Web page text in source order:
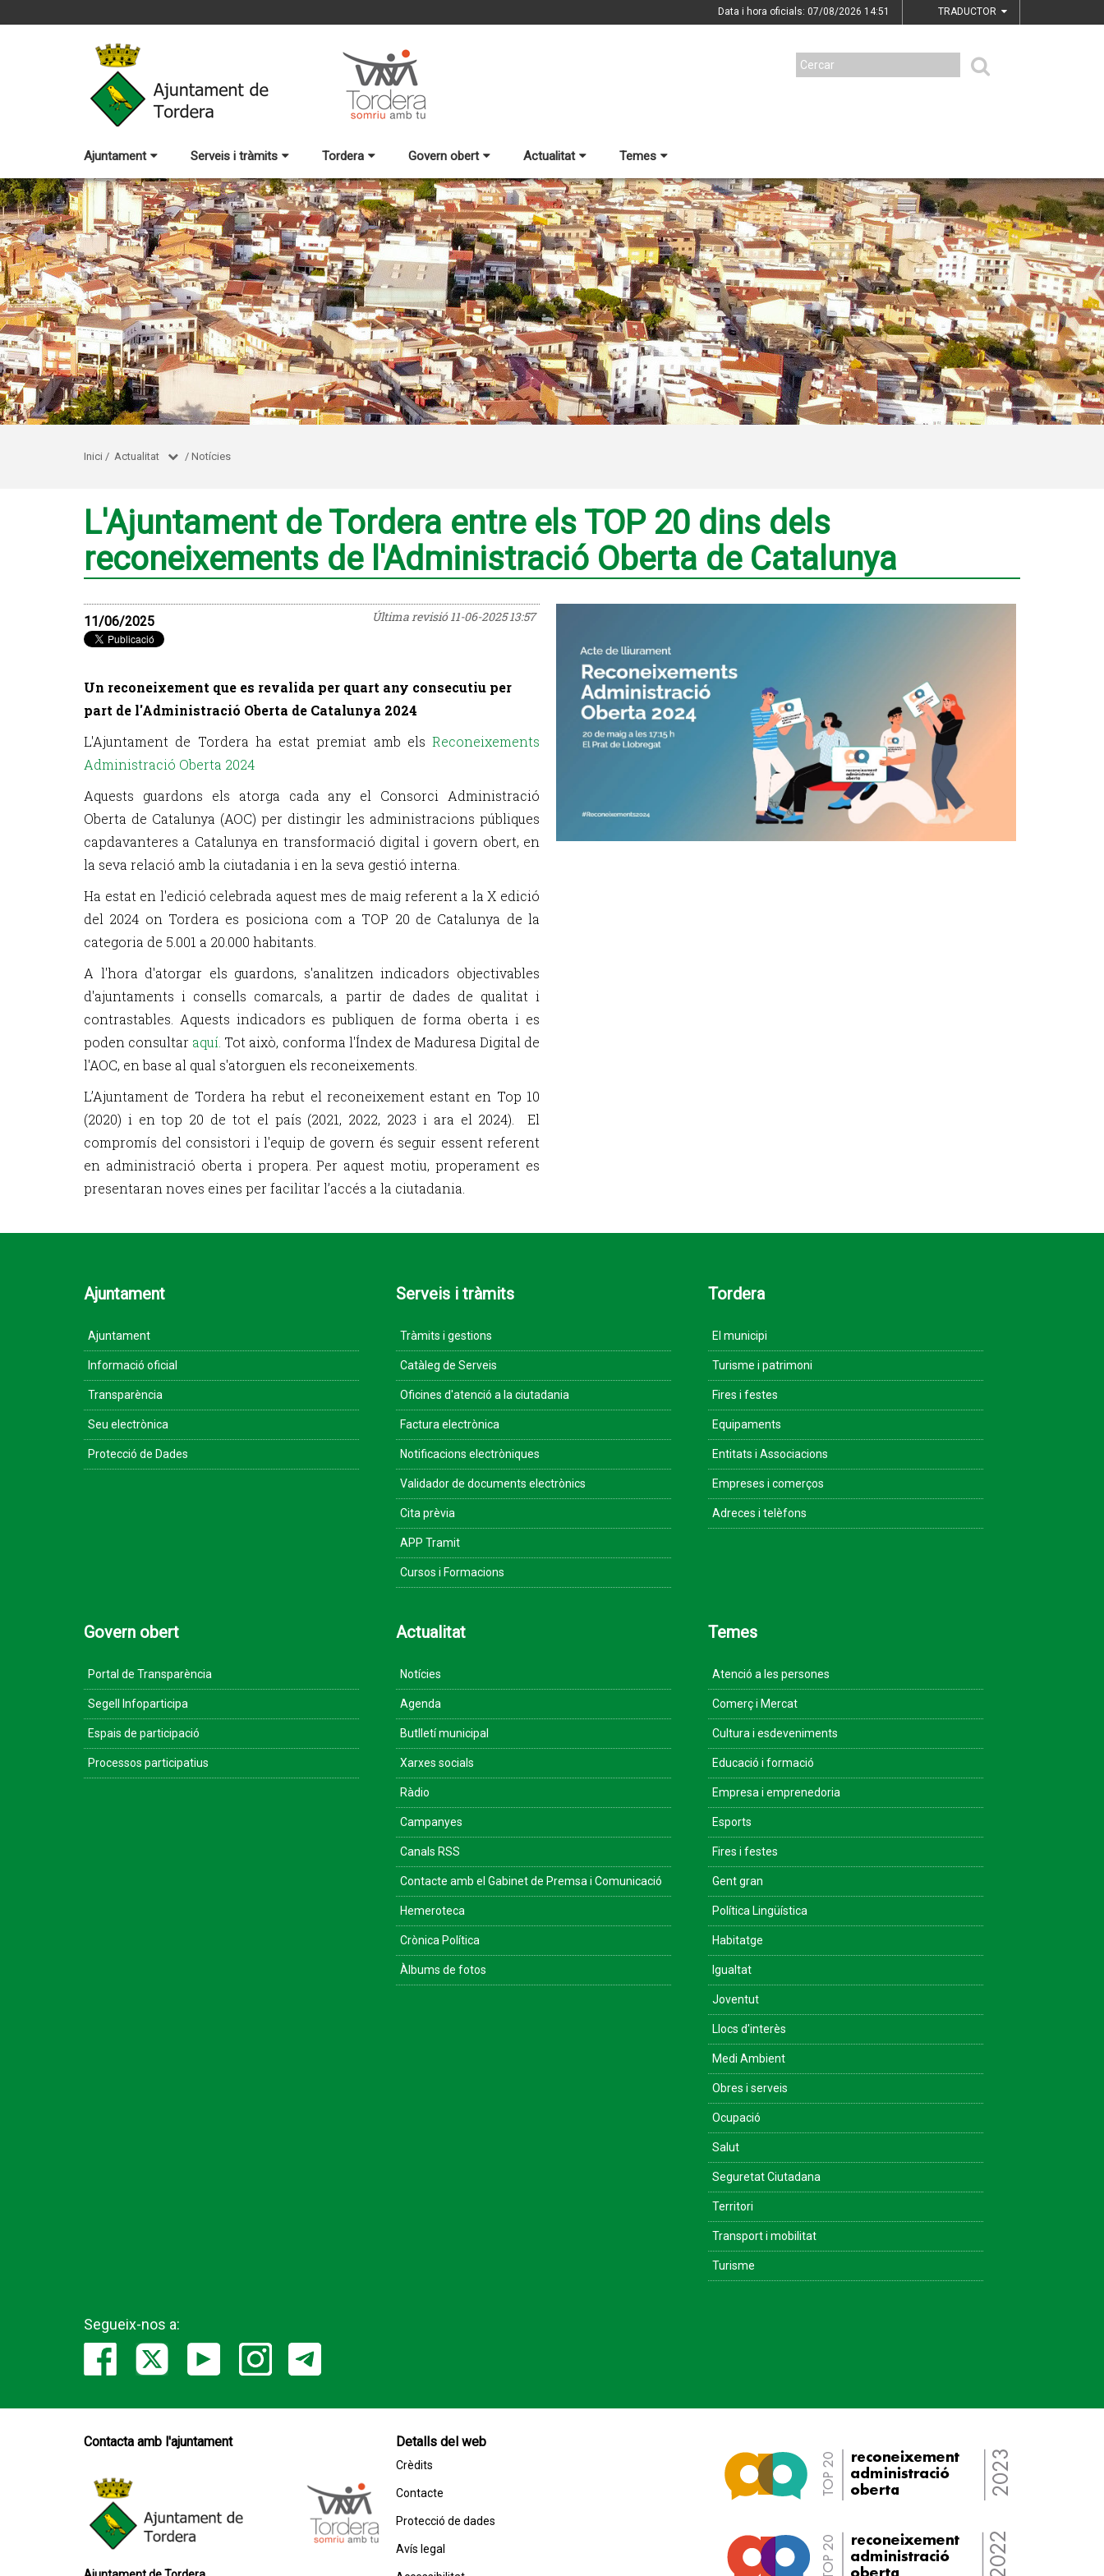
Data i hora oficials: 07/08/2026 14:51 TRADUCTOR
Ajuntament Serveis i tràmits Tordera Govern obert Actualitat Temes
Inici / Actualitat / Notícies
L'Ajuntament de Tordera entre els TOP 20 dins dels
reconeixements de l'Administració Oberta de Catalunya
Última revisió11-06-2025 13:57
11/06/2025
Un reconeixement que es revalida per quart any consecutiu per
part de l'Administració Oberta de Catalunya 2024
L'Ajuntament de Tordera ha estat premiat amb els Reconeixements
Administració Oberta 2024
Aquests guardons els atorga cada any el Consorci Administració
Oberta de Catalunya (AOC) per distingir les administracions públiques
capdavanteres a Catalunya en transformació digital i govern obert, en
la seva relació amb la ciutadania i en la seva gestió interna.
Ha estat en l'edició celebrada aquest mes de maig referent a la X edició
del 2024 on Tordera es posiciona com a TOP 20 de Catalunya de la
categoria de 5.001 a 20.000 habitants.
A l'hora d'atorgar els guardons, s'analitzen indicadors objectivables
d'ajuntaments i consells comarcals, a partir de dades de qualitat i
contrastables. Aquests indicadors es publiquen de forma oberta i es
poden consultar aquí. Tot això, conforma l'Índex de Maduresa Digital de
l'AOC, en base al qual s'atorguen els reconeixements.
L’Ajuntament de Tordera ha rebut el reconeixement estant en Top 10
(2020) i en top 20 de tot el país (2021, 2022, 2023 i ara el 2024). El
compromís del consistori i l'equip de govern és seguir essent referent
en administració oberta i propera. Per aquest motiu, properament es
presentaran noves eines per facilitar l’accés a la ciutadania.
Ajuntament
Ajuntament
Informació oficial
Transparència
Seu electrònica
Protecció de Dades
Serveis i tràmits
Tràmits i gestions
Catàleg de Serveis
Oficines d'atenció a la ciutadania
Factura electrònica
Notificacions electròniques
Validador de documents electrònics
Cita prèvia
APP Tramit
Cursos i Formacions
Tordera
El municipi
Turisme i patrimoni
Fires i festes
Equipaments
Entitats i Associacions
Empreses i comerços
Adreces i telèfons
Govern obert
Portal de Transparència
Segell Infoparticipa
Espais de participació
Processos participatius
Actualitat
Notícies
Agenda
Butlletí municipal
Xarxes socials
Ràdio
Campanyes
Canals RSS
Contacte amb el Gabinet de Premsa i Comunicació
Hemeroteca
Crònica Política
Àlbums de fotos
Temes
Atenció a les persones
Comerç i Mercat
Cultura i esdeveniments
Educació i formació
Empresa i emprenedoria
Esports
Fires i festes
Gent gran
Política Lingüística
Habitatge
Igualtat
Joventut
Llocs d'interès
Medi Ambient
Obres i serveis
Ocupació
Salut
Seguretat Ciutadana
Territori
Transport i mobilitat
Turisme
Segueix-nos a:
Contacta amb l'ajuntament Detalls del web
Crèdits
Contacte
Protecció de dades
Avís legal